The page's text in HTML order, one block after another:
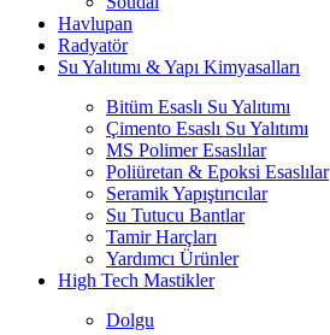
Havlupan
Radyatör
Su Yalıtımı & Yapı Kimyasalları
Bitüm Esaslı Su Yalıtımı
Çimento Esaslı Su Yalıtımı
MS Polimer Esaslılar
Poliüretan & Epoksi Esaslılar
Seramik Yapıştırıcılar
Su Tutucu Bantlar
Tamir Harçları
Yardımcı Ürünler
High Tech Mastikler
Dolgu